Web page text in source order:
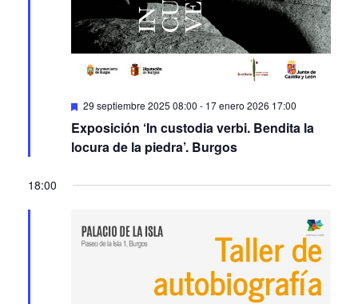
Featured
29 septiembre 2025 08:00 - 17 enero 2026 17:00
Exposición ‘In custodia verbi. Bendita la
locura de la piedra’. Burgos
18:00